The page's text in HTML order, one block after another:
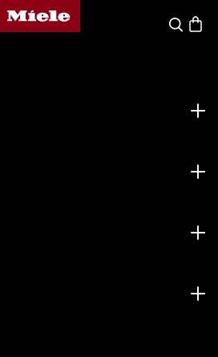
Miele-Homepage
Suche